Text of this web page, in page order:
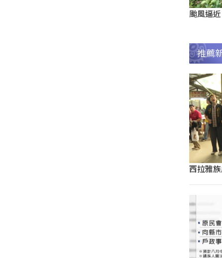
颱風逼
推薦
西拉雅